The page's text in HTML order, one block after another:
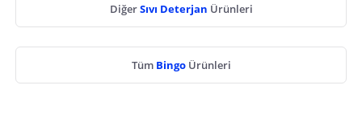
DiğerSıvı Deterjan Ürünleri
Tüm Bingo Ürünleri